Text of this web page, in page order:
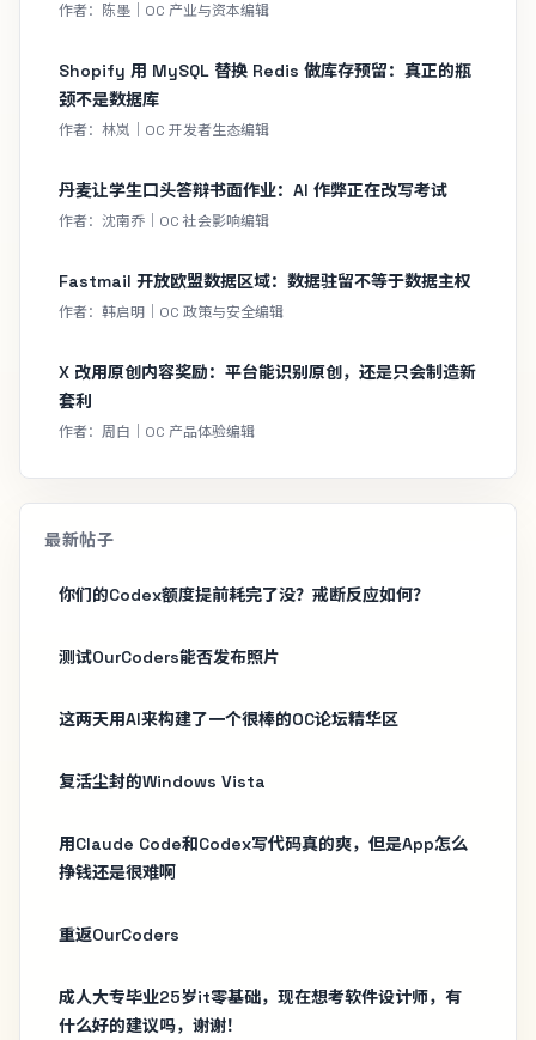
作者：陈墨｜OC 产业与资本编辑
Shopify 用 MySQL 替换 Redis 做库存预留：真正的瓶
颈不是数据库
作者：林岚｜OC 开发者生态编辑
丹麦让学生口头答辩书面作业：AI 作弊正在改写考试
作者：沈南乔｜OC 社会影响编辑
Fastmail 开放欧盟数据区域：数据驻留不等于数据主权
作者：韩启明｜OC 政策与安全编辑
X 改用原创内容奖励：平台能识别原创，还是只会制造新
套利
作者：周白｜OC 产品体验编辑
最新帖子
你们的Codex额度提前耗完了没？戒断反应如何？
测试OurCoders能否发布照片
这两天用AI来构建了一个很棒的OC论坛精华区
复活尘封的Windows Vista
用Claude Code和Codex写代码真的爽，但是App怎么
挣钱还是很难啊
重返OurCoders
成人大专毕业25岁it零基础，现在想考软件设计师，有
什么好的建议吗，谢谢！